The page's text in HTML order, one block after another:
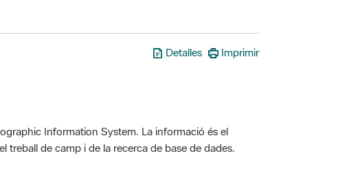
Detalles Imprimir
Information System. La informació és el
treball de camp i de la recerca de base de dades.